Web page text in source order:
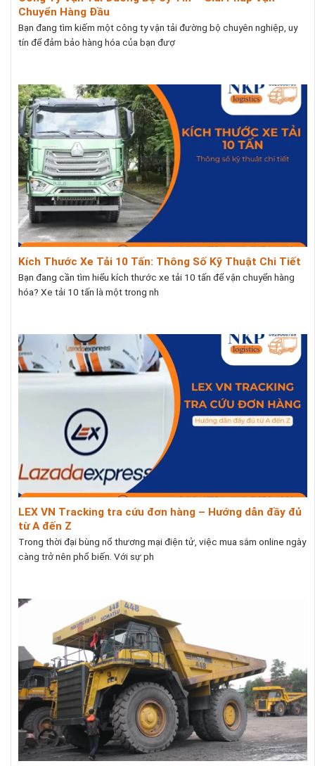
Chuyển Hàng Đầu
Bạn đang tìm kiếm một công ty vận tải đường bộ chuyên nghiệp, uy
tín để đảm bảo hàng hóa của bạn đượ
Kích Thước Xe Tải 10 Tấn: Thông Số Kỹ Thuật Chi Tiết
Bạn đang cần tìm hiểu kích thước xe tải 10 tấn để vận chuyển hàng
hóa? Xe tải 10 tấn là một trong nh
LEX VN Tracking tra cứu đơn hàng – Hướng dẫn đầy đủ
từ A đến Z
Trong thời đại bùng nổ thương mại điện tử, việc mua sắm online ngày
càng trở nên phổ biến. Với sự ph